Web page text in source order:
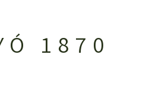
1870